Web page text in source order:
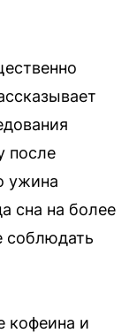
после
ужина
сна на более
соблюдать
кофеина и